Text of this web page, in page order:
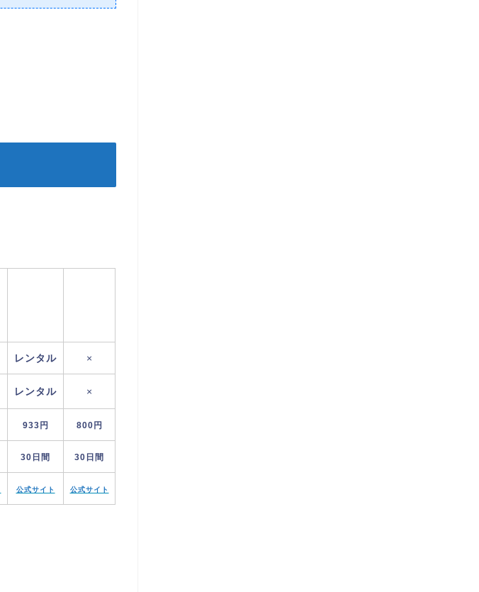
レンタル ×
レンタル ×
933円 800円
30日間 30日間
公式サイト 公式サイト